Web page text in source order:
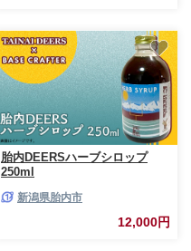
胎内DEERSハーブシロップ
250ml
新潟県胎内市
12,000円